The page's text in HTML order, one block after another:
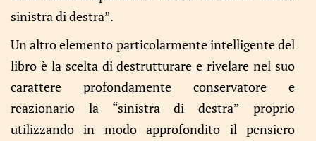
sinistra di destra”.
Un altro elemento particolarmente intelligente del
libro è la scelta di destrutturare e rivelare nel suo
carattere profondamente conservatore e
reazionario la “sinistra di destra” proprio
utilizzando in modo approfondito il pensiero